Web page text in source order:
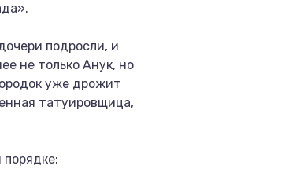
подросли, и
не только Анук, но
уже дрожит
татуировщица,